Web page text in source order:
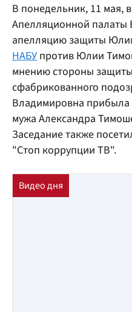
В понедельник, 11 мая,
Апелляционной палаты
апелляцию защиты
НАБУ против Юлии
мнению стороны
сфабрикованного
Владимировна прибыла
мужа Александра
Заседание также
"Стоп коррупции ТВ".